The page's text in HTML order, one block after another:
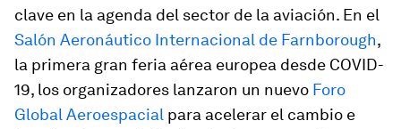
clave en la agenda del sector de la aviación. En el
Salón Aeronáutico Internacional de Farnborough,
la primera gran feria aérea europea desde COVID-
19, los organizadores lanzaron un nuevo Foro
Global Aeroespacial para acelerar el cambio e